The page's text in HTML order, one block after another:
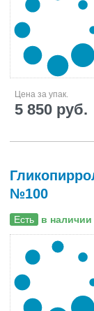
Цена за упак.
5 850 руб.
№100
Есть в наличии